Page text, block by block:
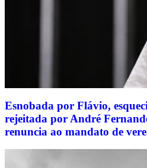
Esnobada por Flávio,
rejeitada por André
renuncia ao mandato de